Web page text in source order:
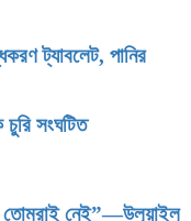
ট্যাবলেট, পানির
চুরি সংঘটিত
নেই”—উলুয়াইল